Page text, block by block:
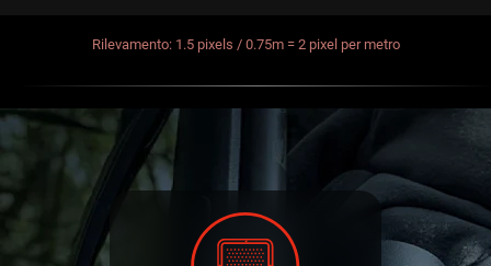
Rilevamento: 1.5 pixels / 0.75m = 2 pixel per metro